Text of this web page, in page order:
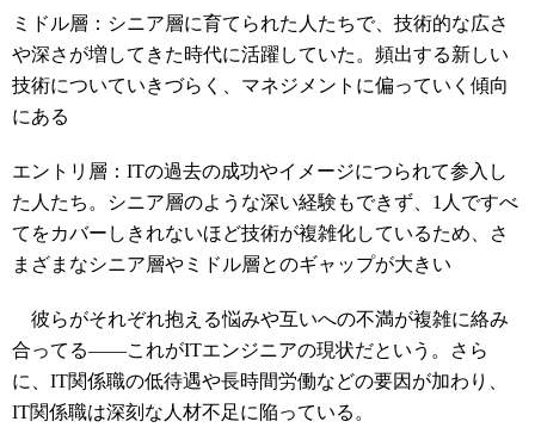
ミドル層：シニア層に育てられた人たちで、技術的な広さ
や深さが増してきた時代に活躍していた。頻出する新しい
技術についていきづらく、マネジメントに偏っていく傾向
にある
エントリ層：ITの過去の成功やイメージにつられて参入し
た人たち。シニア層のような深い経験もできず、1人ですべ
てをカバーしきれないほど技術が複雑化しているため、さ
まざまなシニア層やミドル層とのギャップが大きい
彼らがそれぞれ抱える悩みや互いへの不満が複雑に絡み
合ってる――これがITエンジニアの現状だという。さら
に、IT関係職の低待遇や長時間労働などの要因が加わり、
IT関係職は深刻な人材不足に陥っている。